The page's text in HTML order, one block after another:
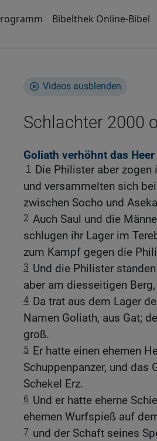
Bibelthek Online-Bibel
Videos ausblenden
Schlachter 2000
Goliath verhöhnt das
1
Die Philister aber
und versammelten sich
zwischen Socho und
2 Auch Saul und die
schlugen ihr Lager im
zum Kampf gegen die
3 Und die Philister
aber am diesseitigen
4 Da trat aus dem Lager
Namen Goliath, aus Gat;
groß.
5 Er hatte einen ehernen
Schuppenpanzer, und das
Schekel Erz.
6 Und er hatte eherne
ehernen Wurfspieß auf
7 und der Schaft seines